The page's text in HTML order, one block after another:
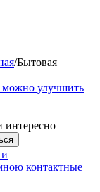
/Бытовая
можно улучшить
интересно
контактные